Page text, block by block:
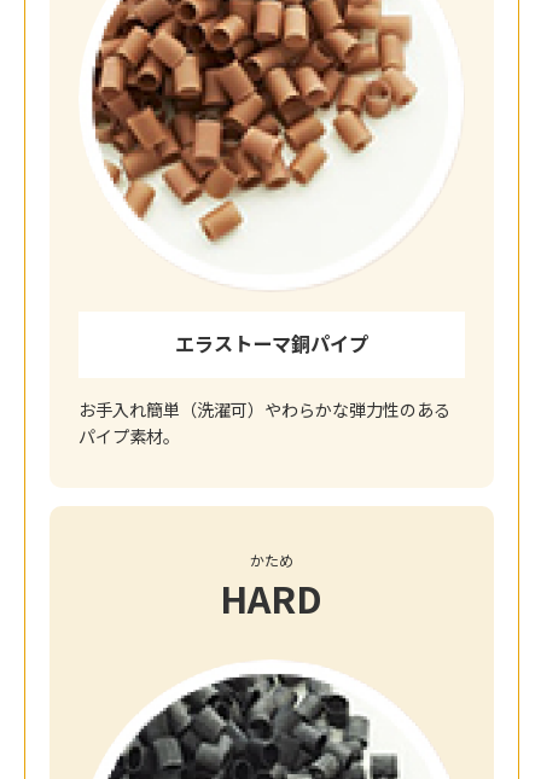
エラストーマ銅パイプ
お手入れ簡単（洗濯可）やわらかな弾力性のある
パイプ素材。
かため
HARD